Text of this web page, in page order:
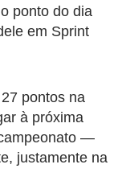
ponto do dia
em Sprint
pontos na
à próxima
—
justamente na